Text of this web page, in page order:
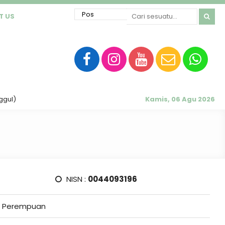
US
Kamis, 06 Agu 2026
NISN : 0044093196
Perempuan